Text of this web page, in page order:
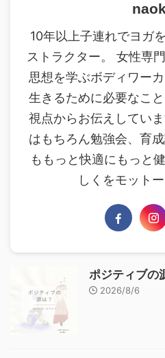
10年以上子連れでヨガ
ストラクター。 女性専
思想を学ぶボディワー
生きるために必要なこ
視点からお伝えしてい
はもちろん勉強会、育
ももっと快適にもっと
しくをモットー
ポジティブの
2026/8/6